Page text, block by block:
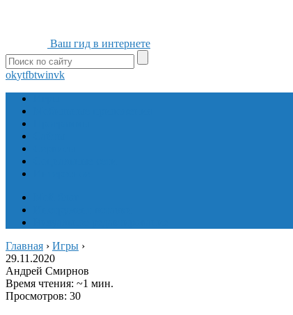
Ваш гид в интернете
okytfbtwinvk
Главная › Игры ›
29.11.2020
Андрей Смирнов
Время чтения: ~1 мин.
Просмотров: 30